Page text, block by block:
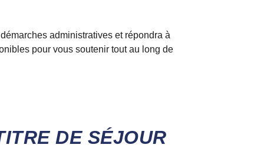
administratives et répondra à
pour vous soutenir tout au long de
DE SÉJOUR